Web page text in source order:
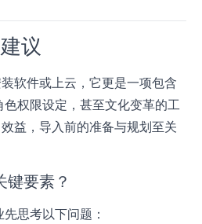
议
软件或上云，它更是一项包含
权限设定，甚至文化变革的工
益，导入前的准备与规划至关
键要素？
思考以下问题：